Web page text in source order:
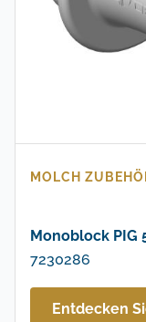
MOLCH
Monoblock PIG
7230286
Entdecken